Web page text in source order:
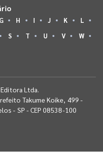
G H I J K
L
S T U V
W
Ltda.
Takume Koike, 499 -
- SP - CEP 08538-100